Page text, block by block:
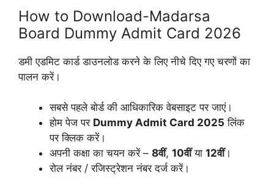
How to Download-Madarsa
Board Dummy Admit Card 2026
डमी एडमिट कार्ड डाउनलोड करने के लिए नीचे दिए गए चरणों का
पालन करें।
सबसे पहले बोर्ड की आधिकारिक वेबसाइट पर जाएं।
होम पेज पर Dummy Admit Card 2025 लिंक
पर क्लिक करें।
अपनी कक्षा का चयन करें – 8वीं, 10वींया 12वीं।
रोल नंबर / रजिस्ट्रेशन नंबर दर्ज करें।